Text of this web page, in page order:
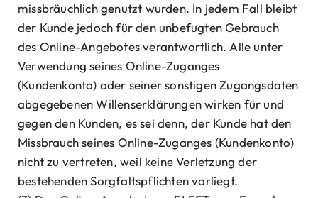
missbräuchlich genutzt wurden. In jedem Fall bleibt
der Kunde jedoch für den unbefugten Gebrauch
des Online-Angebotes verantwortlich. Alle unter
Verwendung seines Online-Zuganges
(Kundenkonto) oder seiner sonstigen Zugangsdaten
abgegebenen Willenserklärungen wirken für und
gegen den Kunden, es sei denn, der Kunde hat den
Missbrauch seines Online-Zuganges (Kundenkonto)
nicht zu vertreten, weil keine Verletzung der
bestehenden Sorgfaltspflichten vorliegt.